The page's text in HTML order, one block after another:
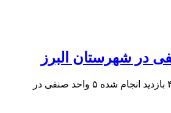
محمد نصیری گفت: در ۴۵ بازدید انجام شده ۵ واحد صنفی در